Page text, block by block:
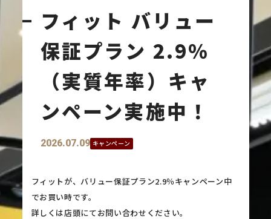
フィット バリュー
保証プラン 2.9％
（実質年率）キャ
ンペーン実施中！
2026.07.09 キャンペーン
フィットが、バリュー保証プラン2.9％キャンペーン中
でお買い時です。
詳しくは店頭にてお問い合わせください。